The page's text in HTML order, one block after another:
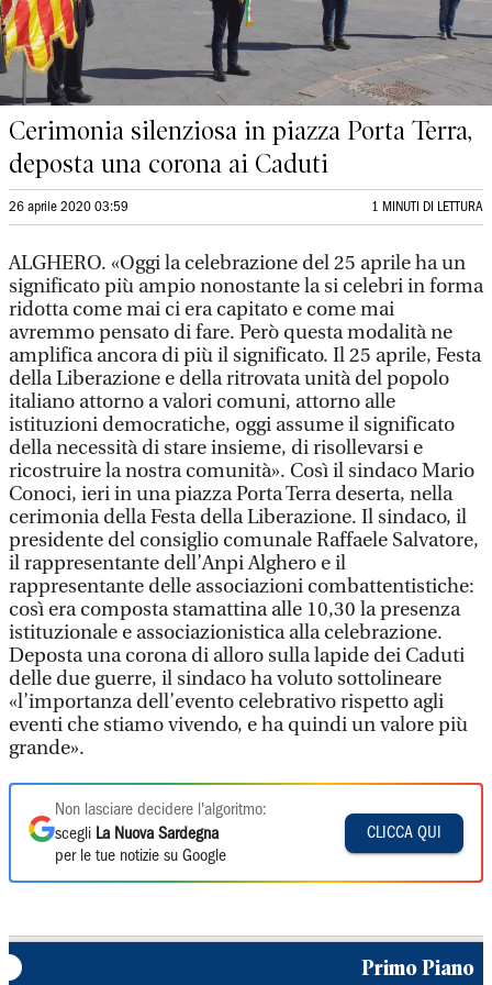
Cerimonia silenziosa in piazza Porta Terra,
deposta una corona ai Caduti
26 aprile 2020 03:59 1 MINUTI DI LETTURA
ALGHERO. «Oggi la celebrazione del 25 aprile ha un
significato più ampio nonostante la si celebri in forma
ridotta come mai ci era capitato e come mai
avremmo pensato di fare. Però questa modalità ne
amplifica ancora di più il significato. Il 25 aprile, Festa
della Liberazione e della ritrovata unità del popolo
italiano attorno a valori comuni, attorno alle
istituzioni democratiche, oggi assume il significato
della necessità di stare insieme, di risollevarsi e
ricostruire la nostra comunità». Così il sindaco Mario
Conoci, ieri in una piazza Porta Terra deserta, nella
cerimonia della Festa della Liberazione. Il sindaco, il
presidente del consiglio comunale Raffaele Salvatore,
il rappresentante dell’Anpi Alghero e il
rappresentante delle associazioni combattentistiche:
così era composta stamattina alle 10,30 la presenza
istituzionale e associazionistica alla celebrazione.
Deposta una corona di alloro sulla lapide dei Caduti
delle due guerre, il sindaco ha voluto sottolineare
«l’importanza dell’evento celebrativo rispetto agli
eventi che stiamo vivendo, e ha quindi un valore più
grande».
Non lasciare decidere l'algoritmo:
scegli La Nuova Sardegna
per le tue notizie su Google
CLICCA QUI
Primo Piano